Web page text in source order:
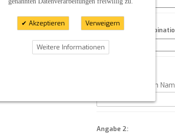
Kreisfarben -
Bitte geben Sie den
Angabe 2:
Akzeptieren Verweigern
Weitere Informationen